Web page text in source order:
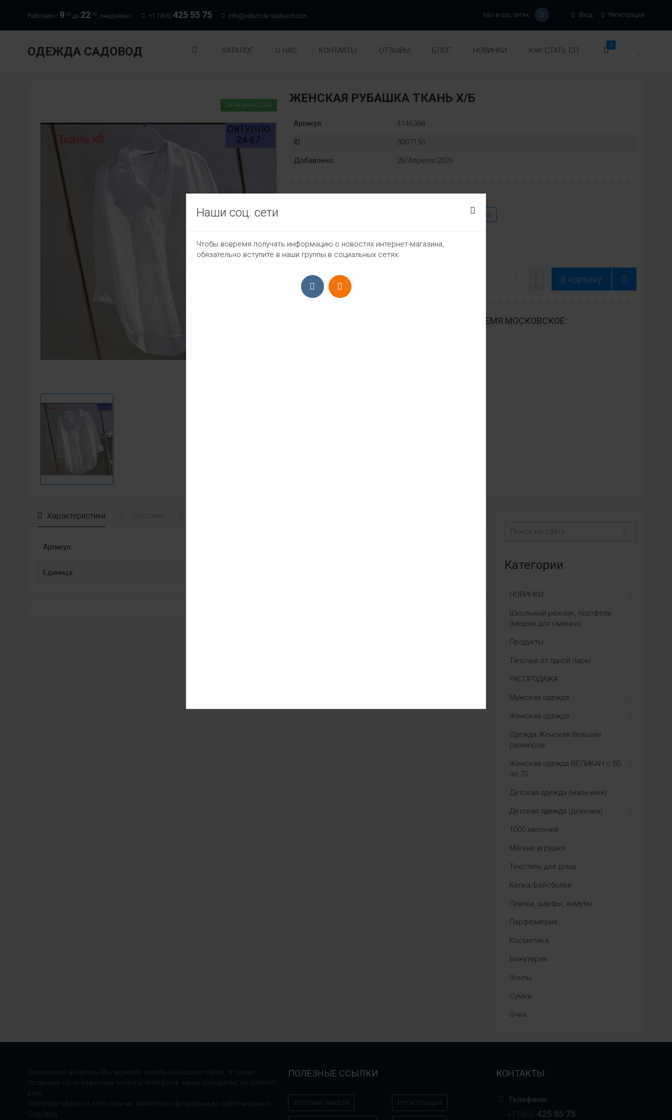
Работаем с 9 00 до 22 00, ежедневно: +7 (965) 425 55 75 info@odezhda-sadovod.com Вход Регистрация
Мы в соц. сетях:
ОДЕЖДА САДОВОД КАТАЛОГ О НАС КОНТАКТЫ ОТЗЫВЫ БЛОГ НОВИНКИ КАК СТАТЬ СП
0
26/Апреля/2026 ЖЕНСКАЯ РУБАШКА ТКАНЬ Х/Б
Артикул: 4146368
ID: 3007136
Добавлено: 26/Апреля/2026
68
798₽
ПРИЁМ ЗАКАЗОВ С 9:00-22:00, ЕЖЕДНЕВНО ВРЕМЯ МОСКОВСКОЕ:
Характеристики
Артикул:
Единица:
Категории
НОВИНКИ
Школьный рюкзак, портфель
(мешок для сменки)
Продукты
Тапочки от одной пары
РАСПРОДАЖА
Мужская одежда
Женская одежда
Одежда Женская больших
размеров
Женская одежда ВЕЛИКАН с 60
по 70
Детская одежда (мальчики)
Детская одежда (девочки)
1000 мелочей
Мягкие игрушки
Текстиль для дома
Кепка/Бейсболки
Платки, шарфы, хомуты
Парфюмерия
Косметика
Бижутерия
Зонты
Сумки
Очки
Возникшие вопросы Вы можете задать на нашем сайте, а также
позвонив по указанному номеру телефона: наши специалисты ответят
вам.
Odezhda-sadovod.com.ком-не является официальным сайтом рынка
Садовод.
ПОЛЕЗНЫЕ ССЫЛКИ
Условия заказа Регистрация
КОНТАКТЫ
Телефоны
+7 (965) 425 55 75
Наши соц. сети
Чтобы вовремя получать информацию о новостях интернет-магазина,
обязательно вступите в наши группы в социальных сетях: